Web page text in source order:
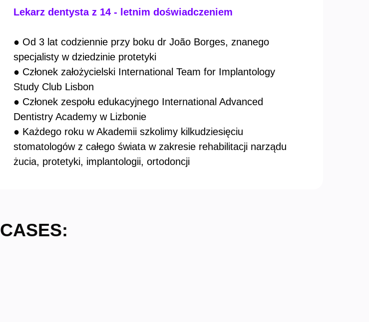
Lekarz dentysta z 14 - letnim doświadczeniem
● Od 3 lat codziennie przy boku dr João Borges, znanego
specjalisty w dziedzinie protetyki
● Członek założycielski International Team for Implantology
Study Club Lisbon
● Członek zespołu edukacyjnego International Advanced
Dentistry Academy w Lizbonie
● Każdego roku w Akademii szkolimy kilkudziesięciu
stomatologów z całego świata w zakresie rehabilitacji narządu
żucia, protetyki, implantologii, ortodoncji
CASES: